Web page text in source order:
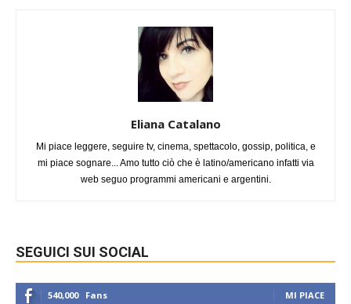
Eliana Catalano
Mi piace leggere, seguire tv, cinema, spettacolo, gossip, politica, e
mi piace sognare... Amo tutto ciò che è latino/americano infatti via
web seguo programmi americani e argentini.
SEGUICI SUI SOCIAL
540,000 Fans MI PIACE